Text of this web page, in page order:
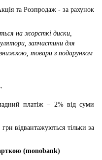
та Розпродаж - за рахунок
на жорсткі диски,
запчастини для
товари з подарунком
платіж – 2% від суми
відвантажуються тільки за
(monobank)